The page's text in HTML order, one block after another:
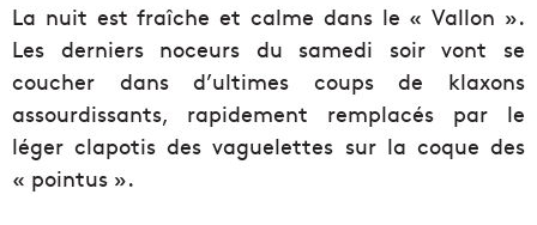
La nuit est fraîche et calme dans le « Vallon ».
Les derniers noceurs du samedi soir vont se
coucher dans d’ultimes coups de klaxons
assourdissants, rapidement remplacés par le
léger clapotis des vaguelettes sur la coque des
« pointus ».